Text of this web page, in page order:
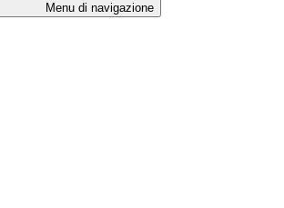
Menu di navigazione